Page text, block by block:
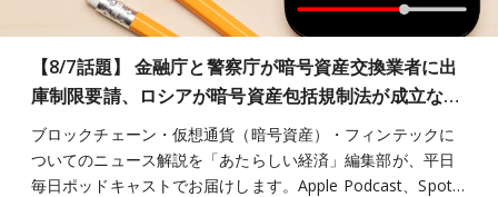
【8/7話題】 金融庁と警察庁が暗号資産交換業者に出
庫制限要請、ロシアが暗号資産包括規制法が成立な…
ブロックチェーン・仮想通貨（暗号資産）・フィンテックに
ついてのニュース解説を「あたらしい経済」編集部が、平日
毎日ポッドキャストでお届けします。Apple Podcast、Spot…